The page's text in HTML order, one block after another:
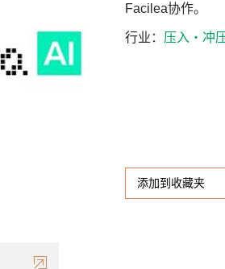
Facilea协作。
行业 压入・冲
添加到收藏夹